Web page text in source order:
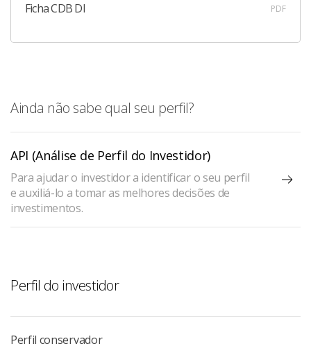
Ficha CDB DI PDF
Ainda não sabe qual seu perfil?
API (Análise de Perfil do Investidor)
Para ajudar o investidor a identificar o seu perfil
e auxiliá-lo a tomar as melhores decisões de
investimentos.
Perfil do investidor
Perfil conservador